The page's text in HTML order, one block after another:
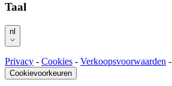
Taal
nl
Privacy - Cookies - Verkoopsvoorwaarden -
Cookievoorkeuren